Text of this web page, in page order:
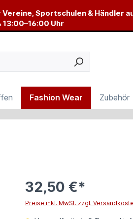
Sportschulen & Händler
Uhr
Fashion Wear Zubehör
32,50 €*
Preise inkl. MwSt. zzgl.